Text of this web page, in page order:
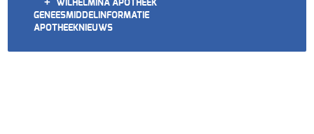
+ WILHELMINA APOTHEEK
GENEESMIDDELINFORMATIE
APOTHEEKNIEUWS